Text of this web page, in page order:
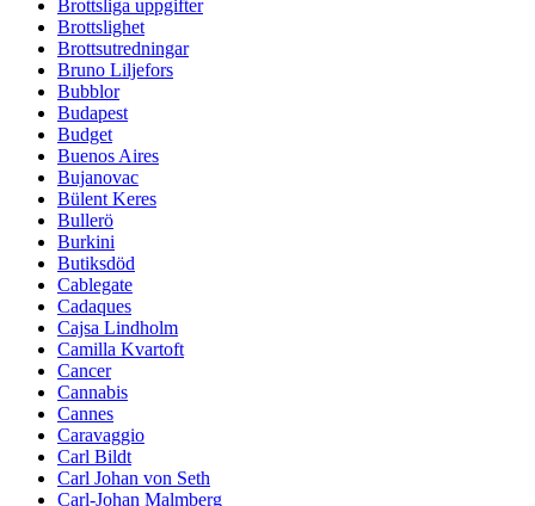
Brottsliga uppgifter
Brottslighet
Brottsutredningar
Bruno Liljefors
Bubblor
Budapest
Budget
Buenos Aires
Bujanovac
Bülent Keres
Bullerö
Burkini
Butiksdöd
Cablegate
Cadaques
Cajsa Lindholm
Camilla Kvartoft
Cancer
Cannabis
Cannes
Caravaggio
Carl Bildt
Carl Johan von Seth
Carl-Johan Malmberg